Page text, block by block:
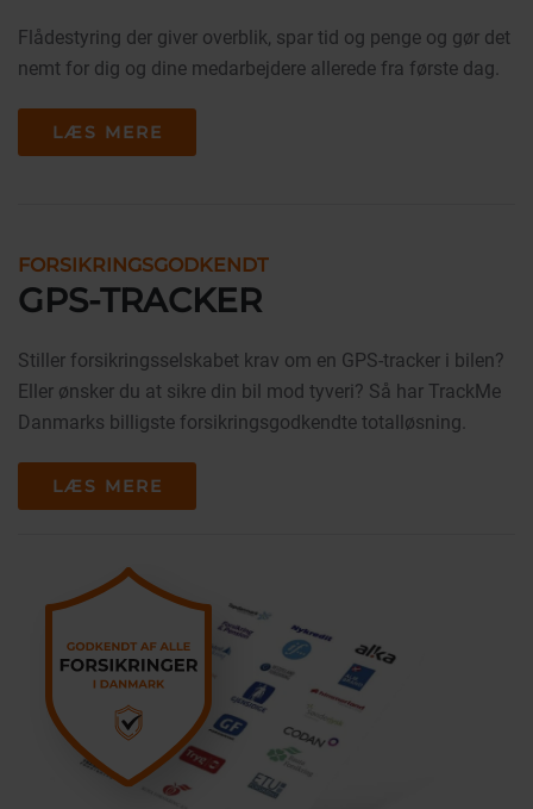
Flådestyring der giver overblik, spar tid og penge og gør det
nemt for dig og dine medarbejdere allerede fra første dag.
LÆS MERE
FORSIKRINGSGODKENDT
GPS-TRACKER
Stiller forsikringsselskabet krav om en GPS-tracker i bilen?
Eller ønsker du at sikre din bil mod tyveri? Så har TrackMe
Danmarks billigste forsikringsgodkendte totalløsning.
LÆS MERE